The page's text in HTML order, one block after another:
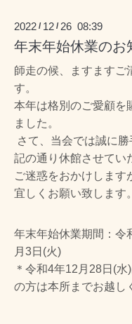
2022 / 12 / 26 08:39
年末年始休業のお
師走の候、ますますご
す。
本年は格別のご愛顧を
ました。
さて、当会では誠に
記の通り休館させてい
ご迷惑をおかけします
宜しくお願い致します。
年末年始休業期間：令
月3日(火)
＊令和4年12月28日(
の方は本所までお越し